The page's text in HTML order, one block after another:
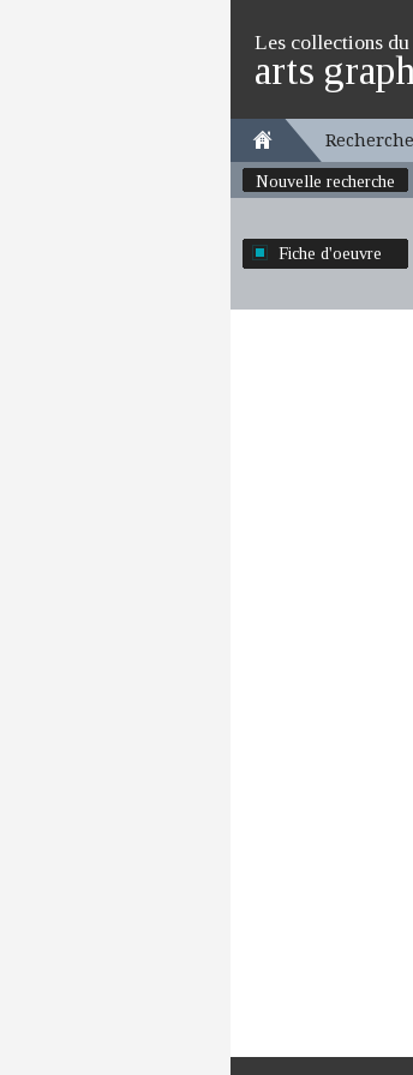
Les collections du
arts
Nouvelle recherche
Fiche d'oeuvre